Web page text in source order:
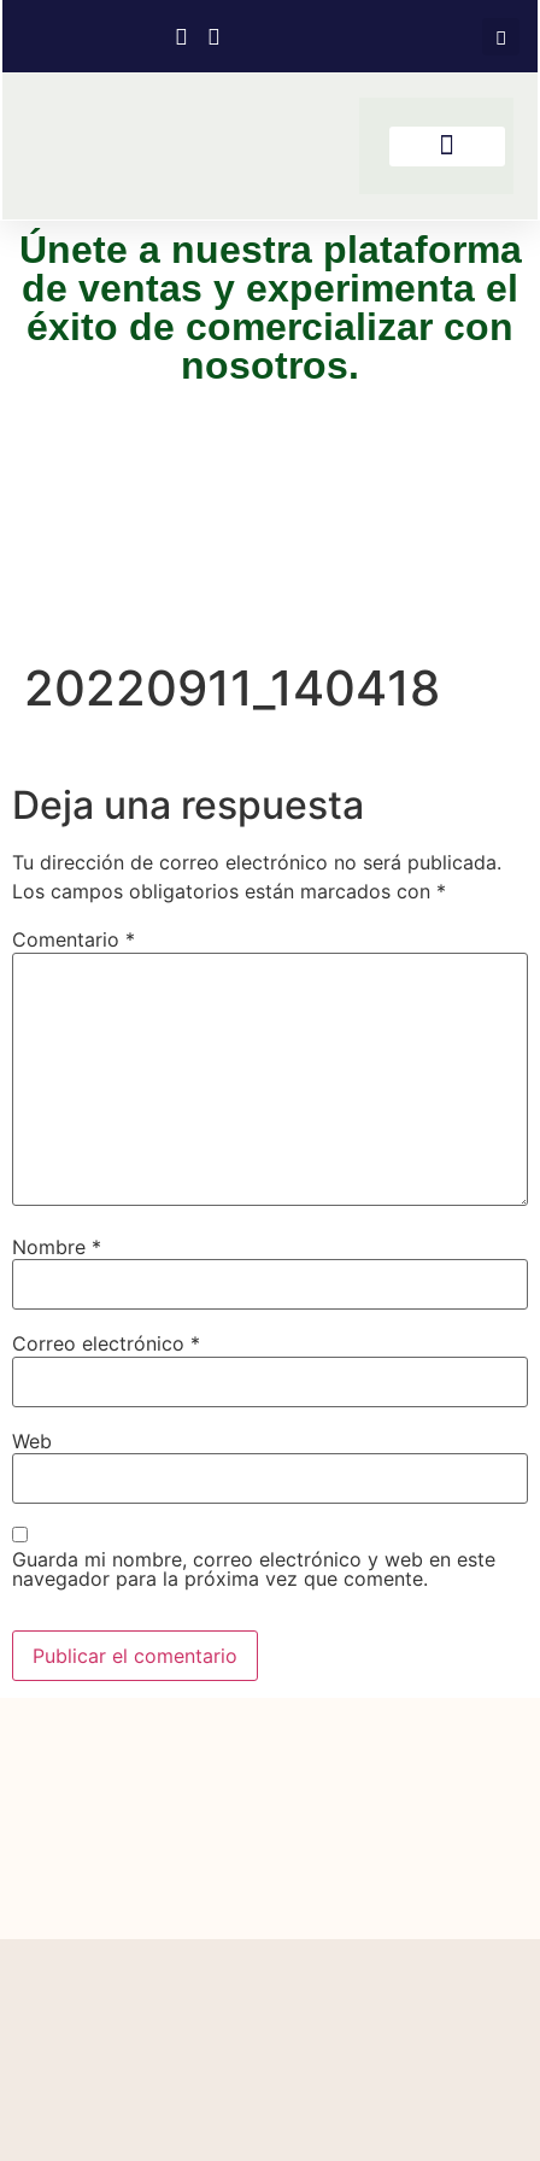
Únete a nuestra plataforma
de ventas y experimenta el
éxito de comercializar con
nosotros.
20220911_140418
Deja una respuesta
Tu dirección de correo electrónico no será publicada.
Los campos obligatorios están marcados con *
Comentario *
Nombre *
Correo electrónico *
Web
Guarda mi nombre, correo electrónico y web en este
navegador para la próxima vez que comente.